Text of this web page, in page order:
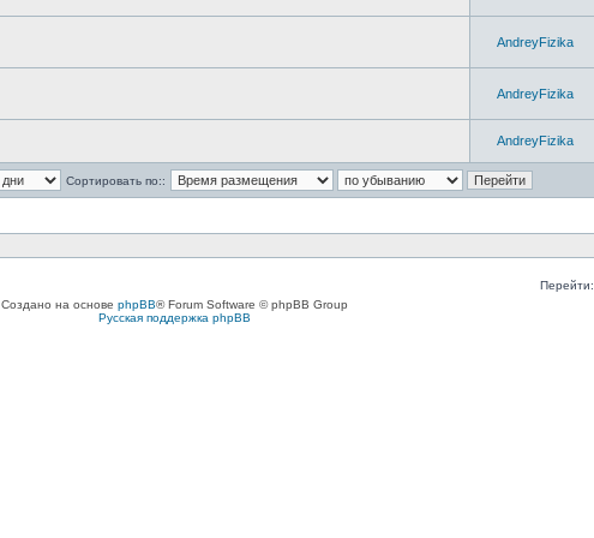
AndreyFizika
AndreyFizika
AndreyFizika
Сортировать по::
Перейти:
Создано на основе phpBB® Forum Software © phpBB Group
Русская поддержка phpBB